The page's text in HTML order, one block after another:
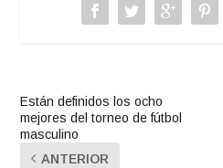
Están definidos los ocho
mejores del torneo de fútbol
masculino
ANTERIOR